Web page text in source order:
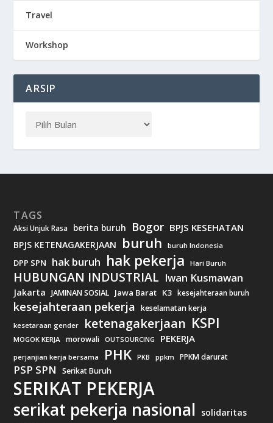
Travel
Workshop
ARSIP
TAGS
Aksi Unjuk Rasa berita buruh Bogor BPJS KESEHATAN
BPJS KETENAGAKERJAAN buruh buruh Indonesia
DPP SPN hak buruh hak pekerja Hari Buruh
HUBUNGAN INDUSTRIAL Iwan Kusmawan
Jakarta JAMINAN SOSIAL Jawa Barat K3 kesejahteraan buruh
kesejahteraan pekerja keselamatan kerja
kesetaraan gender ketenagakerjaan KSPI
MOGOK KERJA morowali OUTSOURCING PEKERJA
perjanjian kerja bersama PHK PKB ppkm PPKM darurat
PSP SPN Serikat Buruh
SERIKAT PEKERJA
serikat pekerja nasional solidaritas